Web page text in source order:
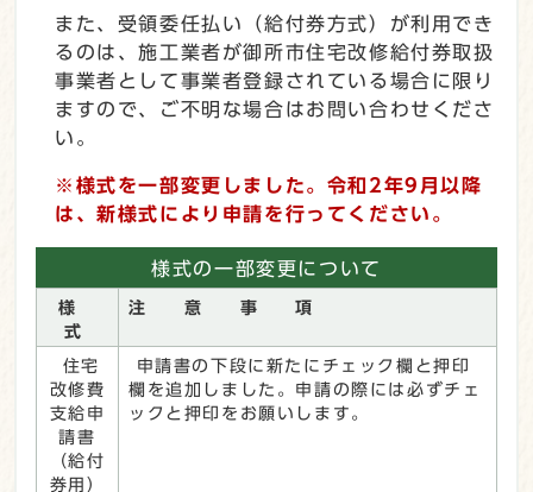
また、受領委任払い（給付券方式）が利用でき
るのは、施工業者が御所市住宅改修給付券取扱
事業者として事業者登録されている場合に限り
ますので、ご不明な場合はお問い合わせくださ
い。
※様式を一部変更しました。令和2年9月以降
は、新様式により申請を行ってください。
様式の一部変更について
様
式
注 意 事 項
住宅
改修費
支給申
請書
（給付
券用）
申請書の下段に新たにチェック欄と押印
欄を追加しました。申請の際には必ずチェ
ックと押印をお願いします。